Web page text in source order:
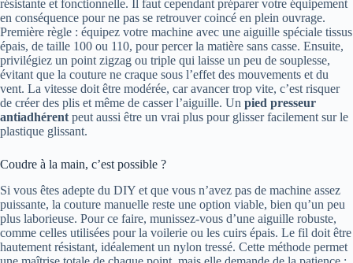
résistante et fonctionnelle. Il faut cependant préparer votre équipement
en conséquence pour ne pas se retrouver coincé en plein ouvrage.
Première règle : équipez votre machine avec une aiguille spéciale tissus
épais, de taille 100 ou 110, pour percer la matière sans casse. Ensuite,
privilégiez un point zigzag ou triple qui laisse un peu de souplesse,
évitant que la couture ne craque sous l’effet des mouvements et du
vent. La vitesse doit être modérée, car avancer trop vite, c’est risquer
de créer des plis et même de casser l’aiguille. Un pied presseur
antiadhérent peut aussi être un vrai plus pour glisser facilement sur le
plastique glissant.
Coudre à la main, c’est possible ?
Si vous êtes adepte du DIY et que vous n’avez pas de machine assez
puissante, la couture manuelle reste une option viable, bien qu’un peu
plus laborieuse. Pour ce faire, munissez-vous d’une aiguille robuste,
comme celles utilisées pour la voilerie ou les cuirs épais. Le fil doit être
hautement résistant, idéalement un nylon tressé. Cette méthode permet